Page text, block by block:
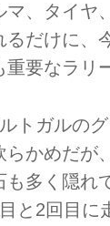
マ、タイヤ
るだけに、
要なラリ
トガルの
かめだが
も多く隠れ
と2回目に